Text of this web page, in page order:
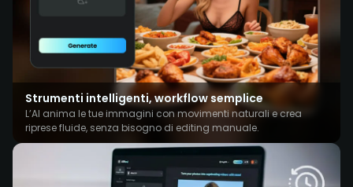
Strumenti intelligenti, workflow semplice
L’AI anima le tue immagini con movimenti naturali e crea
riprese fluide, senza bisogno di editing manuale.